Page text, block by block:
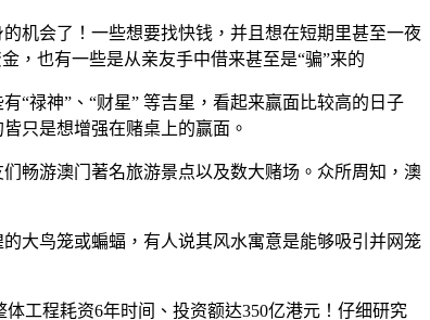
机会了！一些想要找快钱，并且想在短期里甚至一夜
，也有一些是从亲友手中借来甚至是“骗”来的
“禄神”、“财星” 等吉星，看起来赢面比较高的日子
只是想增强在赌桌上的赢面。
畅游澳门著名旅游景点以及数大赌场。众所周知，澳
大鸟笼或蝙蝠，有人说其风水寓意是能够吸引并网笼
工程耗资6年时间、投资额达350亿港元！仔细研究